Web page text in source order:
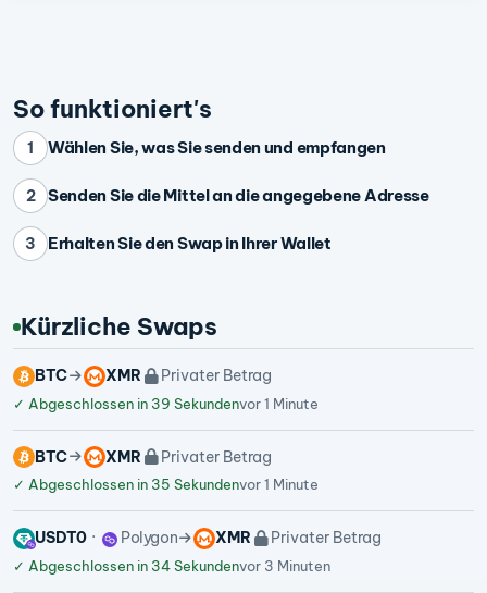
So funktioniert's
1 Wählen Sie, was Sie senden und empfangen
2 Senden Sie die Mittel an die angegebene Adresse
3 Erhalten Sie den Swap in Ihrer Wallet
Kürzliche Swaps
BTC XMR Privater Betrag
✓ Abgeschlossen in 39 Sekundenvor 1 Minute
BTC XMR Privater Betrag
✓ Abgeschlossen in 35 Sekundenvor 1 Minute
USDT0 Polygon XMR Privater Betrag
✓ Abgeschlossen in 34 Sekundenvor 3 Minuten